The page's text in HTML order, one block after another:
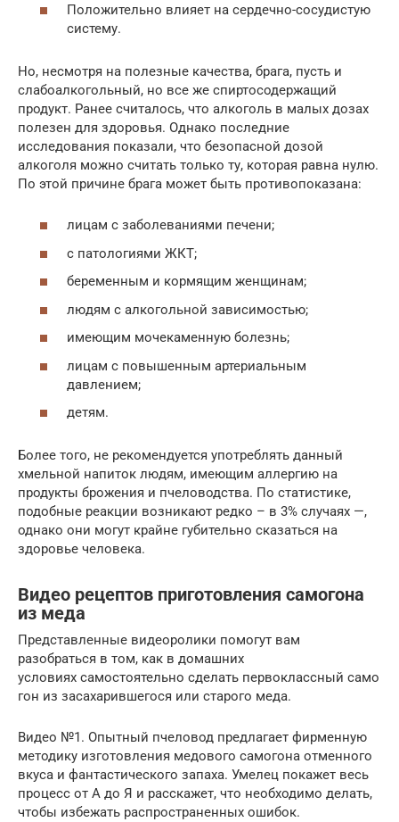
Положительно влияет на сердечно-сосудистую
систему.
Но, несмотря на полезные качества, брага, пусть и
слабоалкогольный, но все же спиртосодержащий
продукт. Ранее считалось, что алкоголь в малых дозах
полезен для здоровья. Однако последние
исследования показали, что безопасной дозой
алкоголя можно считать только ту, которая равна нулю.
По этой причине брага может быть противопоказана:
лицам с заболеваниями печени;
с патологиями ЖКТ;
беременным и кормящим женщинам;
людям с алкогольной зависимостью;
имеющим мочекаменную болезнь;
лицам с повышенным артериальным
давлением;
детям.
Более того, не рекомендуется употреблять данный
хмельной напиток людям, имеющим аллергию на
продукты брожения и пчеловодства. По статистике,
подобные реакции возникают редко – в 3% случаях —,
однако они могут крайне губительно сказаться на
здоровье человека.
Видео рецептов приготовления самогона
из меда
Представленные видеоролики помогут вам
разобраться в том, как в домашних
условиях самостоятельно сделать первоклассный само
гон из засахарившегося или старого меда.
Видео №1. Опытный пчеловод предлагает фирменную
методику изготовления медового самогона отменного
вкуса и фантастического запаха. Умелец покажет весь
процесс от А до Я и расскажет, что необходимо делать,
чтобы избежать распространенных ошибок.